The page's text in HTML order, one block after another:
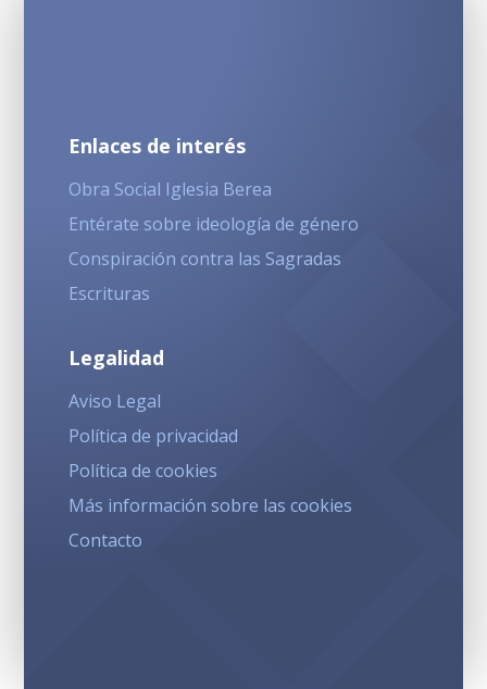
Enlaces de interés
Obra Social Iglesia Berea
Entérate sobre ideología de género
Conspiración contra las Sagradas
Escrituras
Legalidad
Aviso Legal
Política de privacidad
Política de cookies
Más información sobre las cookies
Contacto